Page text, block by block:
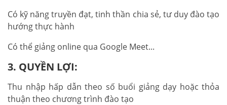
Có kỹ năng truyền đạt, tinh thần chia sẻ, tư duy đào tạo
hướng thực hành
Có thể giảng online qua Google Meet...
3. QUYỀN LỢI:
Thu nhập hấp dẫn theo số buổi giảng dạy hoặc thỏa
thuận theo chương trình đào tạo